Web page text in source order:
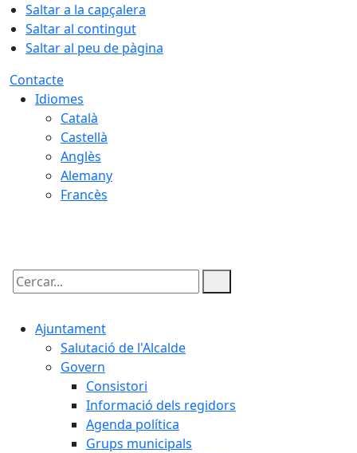
Saltar a la capçalera
Saltar al contingut
Saltar al peu de pàgina
Contacte
Idiomes
Català
Castellà
Anglès
Alemany
Francès
Cercar:
Ajuntament
Salutació de l'Alcalde
Govern
Consistori
Informació dels regidors
Agenda política
Grups municipals